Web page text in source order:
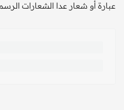
عبارة أو شعار عدا الشعارات